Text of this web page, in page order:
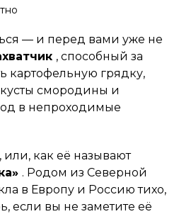
— и перед вами уже не
, способный за
картофельную грядку,
смородины и
в непроходимые
, или, как её называют
. Родом из Северной
в Европу и Россию тихо,
если вы не заметите её